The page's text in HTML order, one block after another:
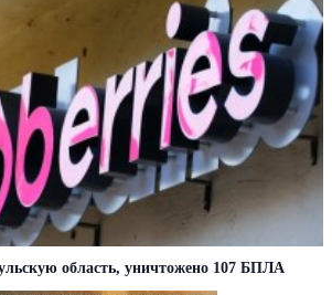
область, уничтожено 107 БПЛА